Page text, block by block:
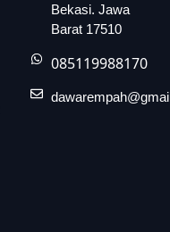
Bekasi. Jawa
Barat 17510
085119988170